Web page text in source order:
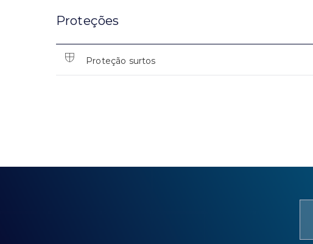
Proteções
Proteção surtos